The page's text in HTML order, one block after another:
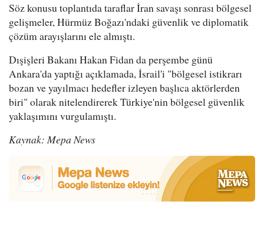
Söz konusu toplantıda taraflar İran savaşı sonrası bölgesel
gelişmeler, Hürmüz Boğazı'ndaki güvenlik ve diplomatik
çözüm arayışlarını ele almıştı.
Dışişleri Bakanı Hakan Fidan da perşembe günü
Ankara'da yaptığı açıklamada, İsrail'i "bölgesel istikrarı
bozan ve yayılmacı hedefler izleyen başlıca aktörlerden
biri" olarak nitelendirerek Türkiye'nin bölgesel güvenlik
yaklaşımını vurgulamıştı.
Kaynak: Mepa News